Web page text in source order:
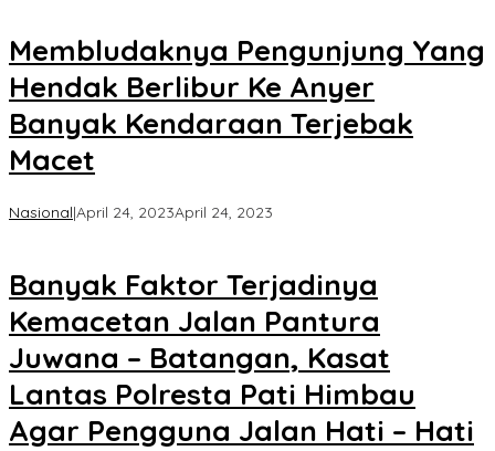
Membludaknya Pengunjung Yang
Hendak Berlibur Ke Anyer
Banyak Kendaraan Terjebak
Macet
Nasional|April 24, 2023April 24, 2023
Banyak Faktor Terjadinya
Kemacetan Jalan Pantura
Juwana – Batangan, Kasat
Lantas Polresta Pati Himbau
Agar Pengguna Jalan Hati – Hati